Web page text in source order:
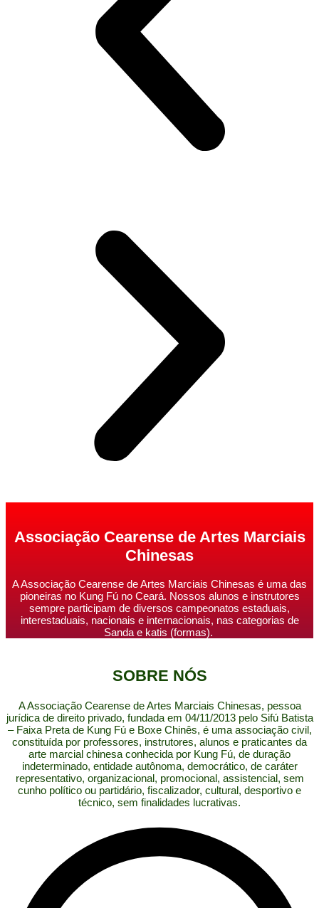
Associação Cearense de Artes Marciais
Chinesas
A Associação Cearense de Artes Marciais Chinesas é uma das
pioneiras no Kung Fú no Ceará. Nossos alunos e instrutores
sempre participam de diversos campeonatos estaduais,
interestaduais, nacionais e internacionais, nas categorias de
Sanda e katis (formas).
SOBRE NÓS
A Associação Cearense de Artes Marciais Chinesas, pessoa
jurídica de direito privado, fundada em 04/11/2013 pelo Sifú Batista
– Faixa Preta de Kung Fú e Boxe Chinês, é uma associação civil,
constituída por professores, instrutores, alunos e praticantes da
arte marcial chinesa conhecida por Kung Fú, de duração
indeterminado, entidade autônoma, democrático, de caráter
representativo, organizacional, promocional, assistencial, sem
cunho político ou partidário, fiscalizador, cultural, desportivo e
técnico, sem finalidades lucrativas.